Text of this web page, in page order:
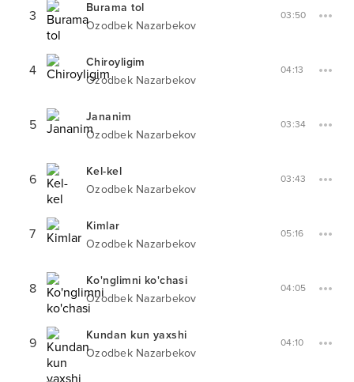
3
Burama tol
Ozodbek Nazarbekov
03:50
4
Chiroyligim
Ozodbek Nazarbekov
04:13
5
Jananim
Ozodbek Nazarbekov
03:34
6
Kel-kel
Ozodbek Nazarbekov
03:43
7
Kimlar
Ozodbek Nazarbekov
05:16
8
Ko'nglimni ko'chasi
Ozodbek Nazarbekov
04:05
9
Kundan kun yaxshi
Ozodbek Nazarbekov
04:10